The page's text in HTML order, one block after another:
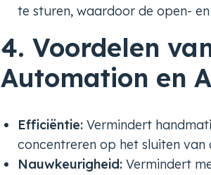
te sturen, waardoor de open-
4. Voordelen
Automation en
Efficiëntie: Vermindert
concentreren op het sluiten van
Nauwkeurigheid: Vermindert